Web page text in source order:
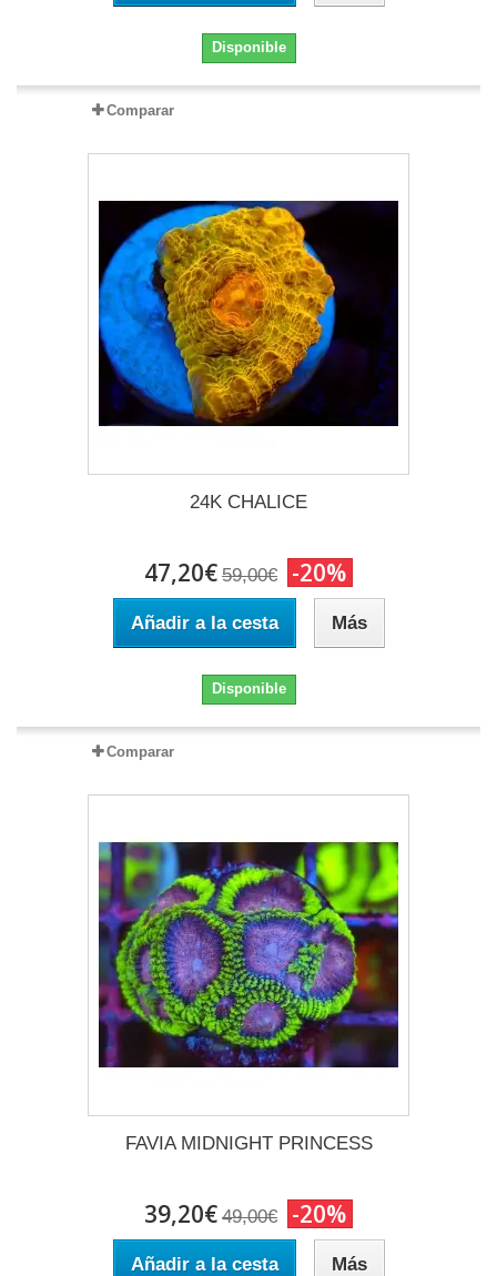
Disponible
Comparar
24K CHALICE
47,20€ 59,00€ -20%
Añadir a la cesta Más
Disponible
Comparar
FAVIA MIDNIGHT PRINCESS
39,20€ 49,00€ -20%
Añadir a la cesta Más